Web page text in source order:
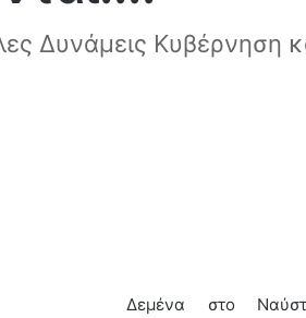
Δυνάμεις Κυβέρνηση
Δεμένα στο